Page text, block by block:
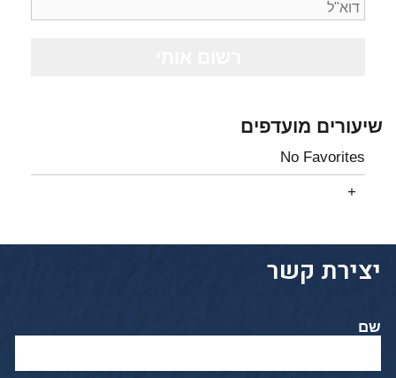
שיעורים מועדפים
No Favorites
יצירת קשר
שם